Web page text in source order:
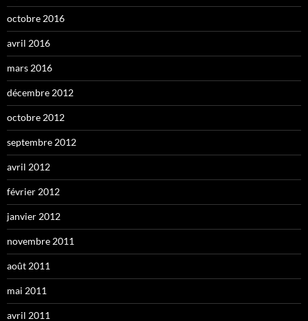
octobre 2016
avril 2016
mars 2016
décembre 2012
octobre 2012
septembre 2012
avril 2012
février 2012
janvier 2012
novembre 2011
août 2011
mai 2011
avril 2011